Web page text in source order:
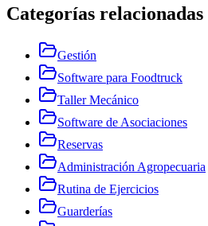
Categorías relacionadas
Gestión
Software para Foodtruck
Taller Mecánico
Software de Asociaciones
Reservas
Administración Agropecuaria
Rutina de Ejercicios
Guarderías